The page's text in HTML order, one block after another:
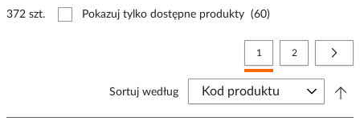
372 szt. Pokazuj tylko dostępne produkty (60)
Strona
Aktualnie czytasz stronę
1 Strona
2
Sortuj według